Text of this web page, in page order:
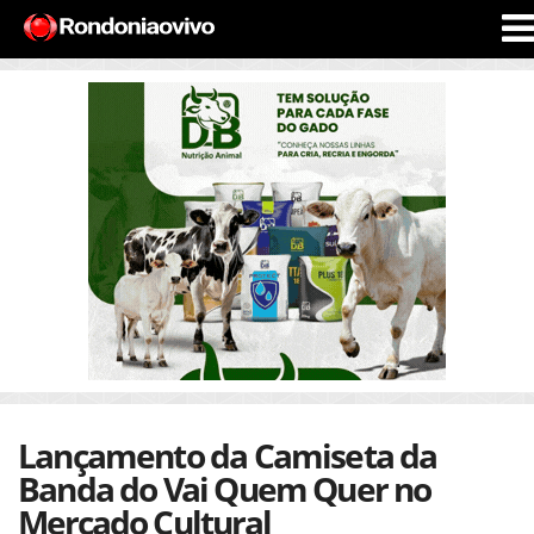
Lançamento da Camiseta da
Banda do Vai Quem Quer no
Mercado Cultural